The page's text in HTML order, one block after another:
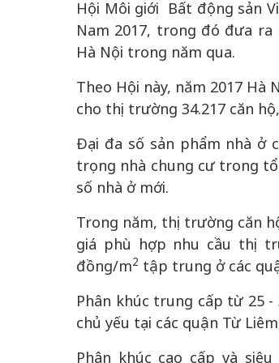
Hội Môi giới Bất động sản
Nam 2017, trong đó đưa
Hà Nội trong năm qua.
Theo Hội này, năm 2017
cho thị trường 34.217 căn
Đại đa số sản phẩm nhà ở
trọng nhà chung cư trong
số nhà ở mới.
Trong năm, thị trường căn
giá phù hợp nhu cầu thị
đồng/m2 tập trung ở các
Phân khúc trung cấp từ 25
chủ yếu tại các quận Từ
Phân khúc cao cấp và
50 năm Việt Nam gia
nhập UNESCO: Khơi
nguồn nội lực văn hóa,
định hình vị thế kiến
tạo | Kỳ 4: Sáng kiến
làm nên diện mạo mới